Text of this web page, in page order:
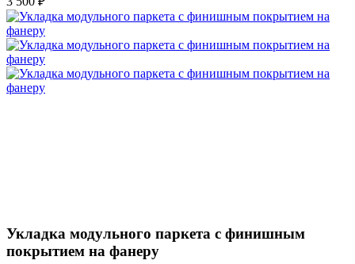
Укладка модульного паркета с финишным
покрытием на фанеру